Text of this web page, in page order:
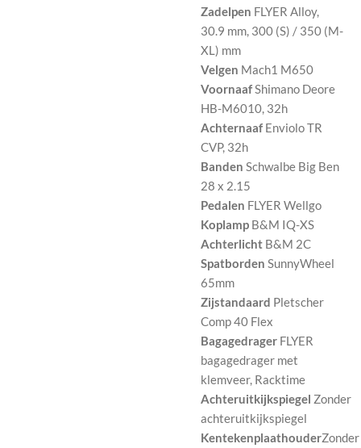
Zadelpen FLYER Alloy,
30.9 mm, 300 (S) / 350 (M-
XL) mm
Velgen Mach1 M650
VoornaafShimano Deore
HB-M6010, 32h
Achternaaf Enviolo TR
CVP, 32h
Banden Schwalbe Big Ben
28 x 2.15
Pedalen FLYER Wellgo
Koplamp B&M IQ-XS
Achterlicht B&M 2C
Spatborden SunnyWheel
65mm
Zijstandaard Pletscher
Comp 40 Flex
Bagagedrager FLYER
bagagedrager met
klemveer, Racktime
Achteruitkijkspiegel Zonder
achteruitkijkspiegel
KentekenplaathouderZonder